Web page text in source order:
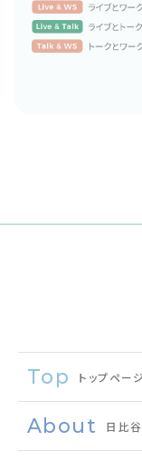
Top トップページ
About 日比